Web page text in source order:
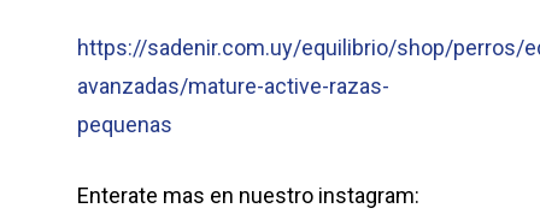
https://sadenir.com.uy/equilibrio/shop/perros/
avanzadas/mature-active-razas-
pequenas
Enterate mas en nuestro instagram: